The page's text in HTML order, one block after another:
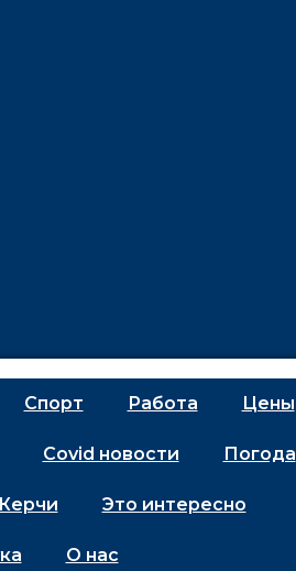
Спорт Работа Цены
Covid новости Погода
Это интересно
О нас